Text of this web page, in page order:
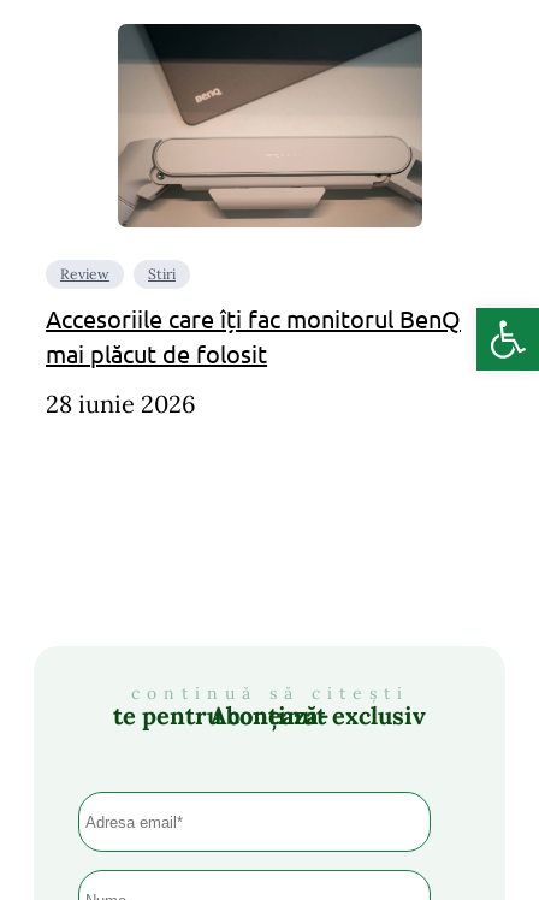
Review Stiri
Accesoriile care îți fac monitorul BenQ
mai plăcut de folosit
28 iunie 2026
continuă să citești
Abonează-te pentru conținut exclusiv